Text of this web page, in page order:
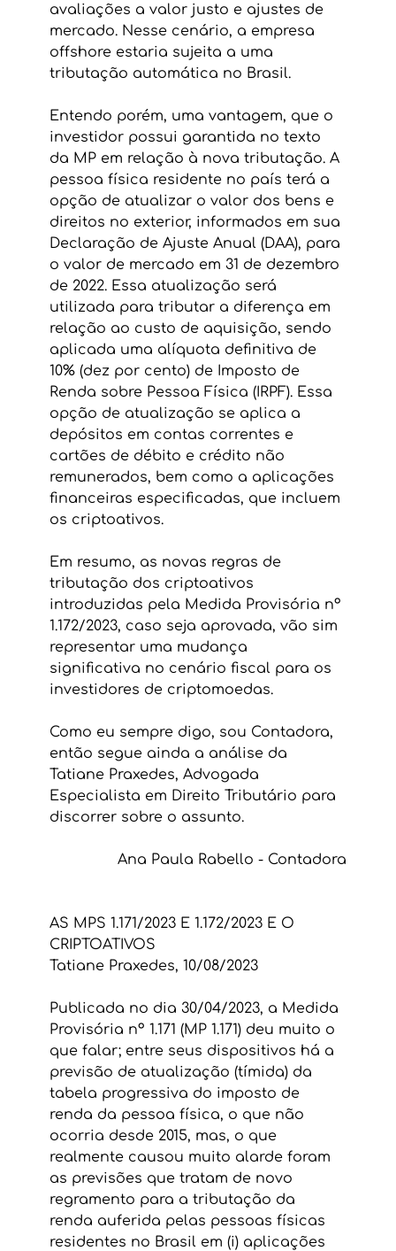
avaliações a valor justo e ajustes de
mercado. Nesse cenário, a empresa
offshore estaria sujeita a uma
tributação automática no Brasil.
Entendo porém, uma vantagem, que o
investidor possui garantida no texto
da MP em relação à nova tributação. A
pessoa física residente no país terá a
opção de atualizar o valor dos bens e
direitos no exterior, informados em sua
Declaração de Ajuste Anual (DAA), para
o valor de mercado em 31 de dezembro
de 2022. Essa atualização será
utilizada para tributar a diferença em
relação ao custo de aquisição, sendo
aplicada uma alíquota definitiva de
10% (dez por cento) de Imposto de
Renda sobre Pessoa Física (IRPF). Essa
opção de atualização se aplica a
depósitos em contas correntes e
cartões de débito e crédito não
remunerados, bem como a aplicações
financeiras especificadas, que incluem
os criptoativos.
Em resumo, as novas regras de
tributação dos criptoativos
introduzidas pela Medida Provisória nº
1.172/2023, caso seja aprovada, vão sim
representar uma mudança
significativa no cenário fiscal para os
investidores de criptomoedas.
Como eu sempre digo, sou Contadora,
então segue ainda a análise da
Tatiane Praxedes, Advogada
Especialista em Direito Tributário para
discorrer sobre o assunto.
Ana Paula Rabello - Contadora
AS MPS 1.171/2023 E 1.172/2023 E O
CRIPTOATIVOS
Tatiane Praxedes, 10/08/2023
Publicada no dia 30/04/2023, a Medida
Provisória nº 1.171 (MP 1.171) deu muito o
que falar; entre seus dispositivos há a
previsão de atualização (tímida) da
tabela progressiva do imposto de
renda da pessoa física, o que não
ocorria desde 2015, mas, o que
realmente causou muito alarde foram
as previsões que tratam de novo
regramento para a tributação da
renda auferida pelas pessoas físicas
residentes no Brasil em (i) aplicações